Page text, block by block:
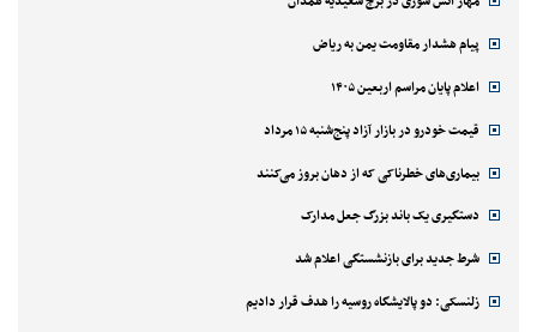
پیام هشدار مقاومت یمن به ریاض
اعلام پایان مراسم اربعین ۱۴۰۵
قیمت خودرو در بازار آزاد پنج‌شنبه ۱۵ مرداد
بیماری‌های خطرناکی که از دهان بروز می‌کنند
دستگیری یک باند بزرگ جعل مدارک
شرط جدید برای بازنشستگی اعلام شد
زلنسکی: دو پالایشگاه روسیه را هدف قرار دادیم